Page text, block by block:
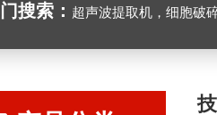
搜索： 超声波提取机，细胞破